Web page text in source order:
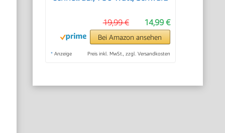
14,99 €
19,99 €
Bei Amazon ansehen
* Anzeige Preis inkl. MwSt., zzgl. Versandkosten